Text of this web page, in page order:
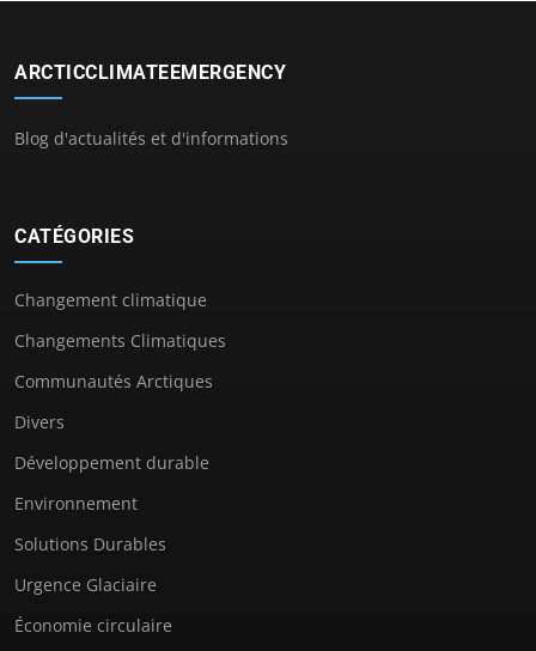
ARCTICCLIMATEEMERGENCY
Blog d'actualités et d'informations
CATÉGORIES
Changement climatique
Changements Climatiques
Communautés Arctiques
Divers
Développement durable
Environnement
Solutions Durables
Urgence Glaciaire
Économie circulaire